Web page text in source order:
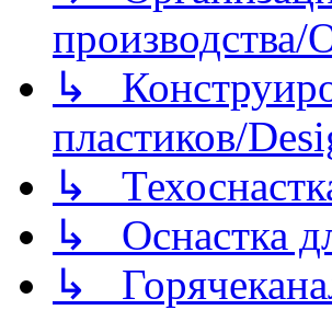
↳
пластиков/
↳
↳ Оснастка
↳